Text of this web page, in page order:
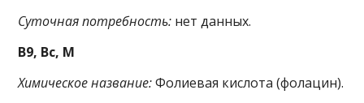
Суточная потребность: нет данных.
B9, Bс, M
Химическое название:Фолиевая кислота (фолацин).